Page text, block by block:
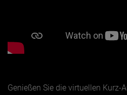
Genießen Sie die virtuellen Kurz-